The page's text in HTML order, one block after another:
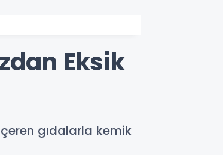
Eksik
gıdalarla kemik